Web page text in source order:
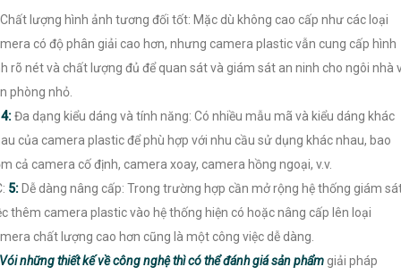
lượng hình ảnh tương đối tốt: Mặc dù không cao cấp như các loại
có độ phân giải cao hơn, nhưng camera plastic vẫn cung cấp hình
rõ nét và chất lượng đủ để quan sát và giám sát an ninh cho ngôi nhà
phòng nhỏ.
4:Đa dạng kiểu dáng và tính năng: Có nhiều mẫu mã và kiểu dáng khác
của camera plastic để phù hợp với nhu cầu sử dụng khác nhau, bao
cả camera cố định, camera xoay, camera hồng ngoại, v.v.
5: Dễ dàng nâng cấp: Trong trường hợp cần mở rộng hệ thống giám
thêm camera plastic vào hệ thống hiện có hoặc nâng cấp lên loại
chất lượng cao hơn cũng là một công việc dễ dàng.
Vói những thiết kế về công nghệ thì có thể đánh giá sản phẩm giải pháp